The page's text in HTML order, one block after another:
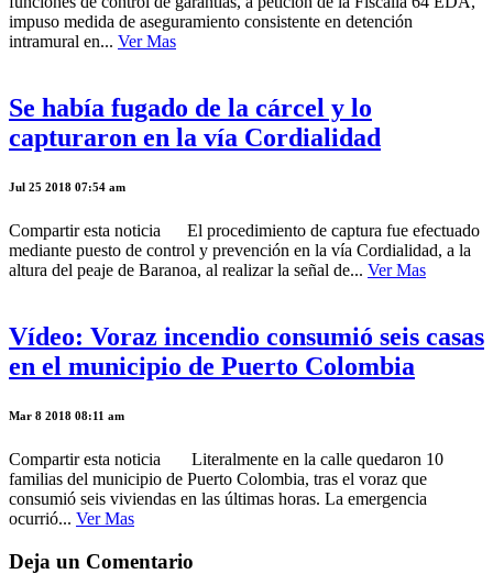
impuso medida de aseguramiento consistente en detención
intramural en... Ver Mas
Se había fugado de la cárcel y lo
capturaron en la vía Cordialidad
Jul 25 2018 07:54 am
Compartir esta noticia El procedimiento de captura fue efectuado
mediante puesto de control y prevención en la vía Cordialidad, a la
altura del peaje de Baranoa, al realizar la señal de... Ver Mas
Vídeo: Voraz incendio consumió seis casas
en el municipio de Puerto Colombia
Mar 8 2018 08:11 am
Compartir esta noticia Literalmente en la calle quedaron 10
familias del municipio de Puerto Colombia, tras el voraz que
consumió seis viviendas en las últimas horas. La emergencia
ocurrió... Ver Mas
Deja un Comentario